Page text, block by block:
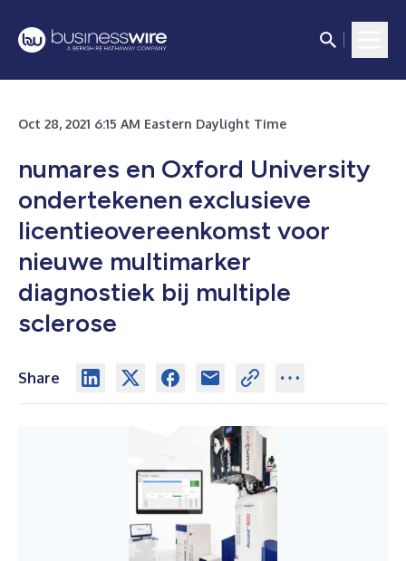
Oct 28, 2021 6:15 AM Eastern Daylight Time
numares en Oxford University
ondertekenen exclusieve
licentieovereenkomst voor
nieuwe multimarker
diagnostiek bij multiple
sclerose
Share